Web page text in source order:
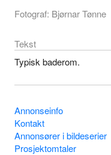
Fotograf: Bjørnar Tønne
Tekst
Typisk baderom.
Annonseinfo
Kontakt
Annonsører i bildeserier
Prosjektomtaler